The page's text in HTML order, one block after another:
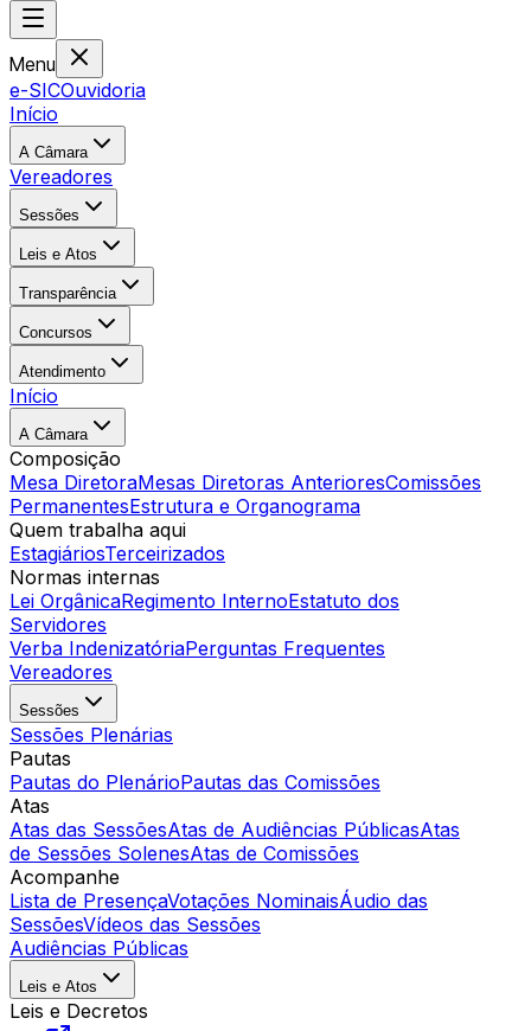
Menu
e-SICOuvidoria
Início
A Câmara
Vereadores
Sessões
Leis e Atos
Transparência
Concursos
Atendimento
Início
A Câmara
Composição
Mesa DiretoraMesas Diretoras AnterioresComissões
PermanentesEstrutura e Organograma
Quem trabalha aqui
EstagiáriosTerceirizados
Normas internas
Lei OrgânicaRegimento InternoEstatuto dos
Servidores
Verba IndenizatóriaPerguntas Frequentes
Vereadores
Sessões
Sessões Plenárias
Pautas
Pautas do PlenárioPautas das Comissões
Atas
Atas das SessõesAtas de Audiências PúblicasAtas
de Sessões SolenesAtas de Comissões
Acompanhe
Lista de PresençaVotações NominaisÁudio das
SessõesVídeos das Sessões
Audiências Públicas
Leis e Atos
Leis e Decretos